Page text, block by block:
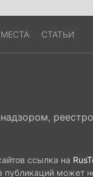
МЕСТА СТАТЬИ
ссылка на
публикаций может